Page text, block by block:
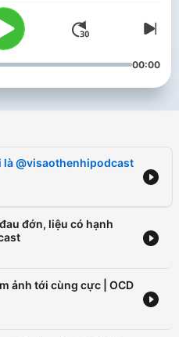
00:00
là @visaothenhipodcast
đớn, liệu có hạnh
ảnh tới cùng cực | OCD